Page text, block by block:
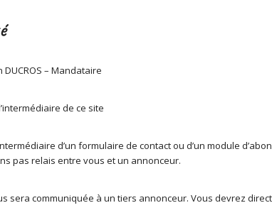
– Mandataire
de ce site
d’un formulaire de contact ou d’un module
pas relais entre vous et un annonceur.
sera communiquée à un tiers annonceur. Vous devrez